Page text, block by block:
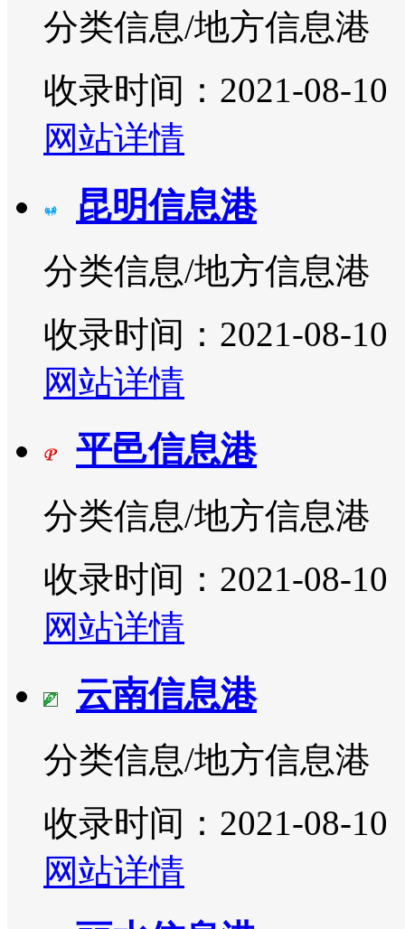
分类信息/地方信息港
收录时间：2021-08-10
网站详情
昆明信息港
分类信息/地方信息港
收录时间：2021-08-10
网站详情
平邑信息港
分类信息/地方信息港
收录时间：2021-08-10
网站详情
云南信息港
分类信息/地方信息港
收录时间：2021-08-10
网站详情